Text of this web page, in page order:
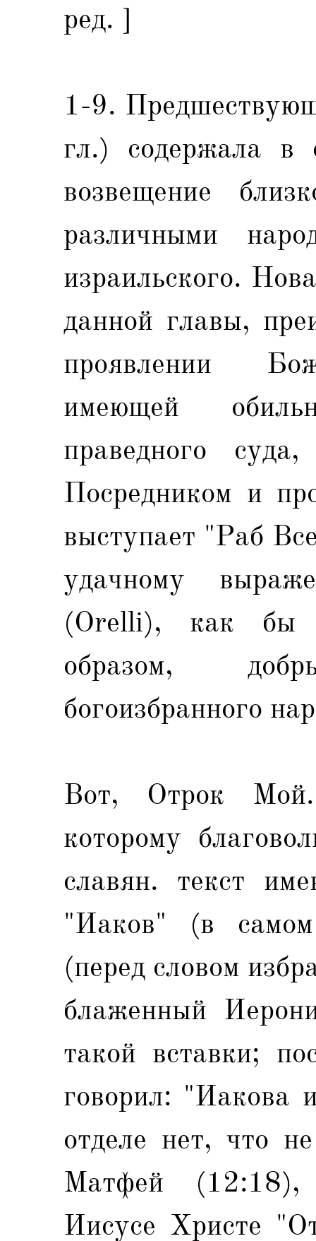
ред. ]
1-9.
гл.) содержала в
возвещение
различными
израильского.
данной главы,
проявлении
имеющей
праведного
Посредником и
выступает "Раб
удачному
(Orelli), как бы
образом,
богоизбранного
Вот, Отрок
которому
славян. текст
"Иаков" (в
(перед словом
блаженный
такой вставки;
говорил: "Иакова
отделе нет, что
Матфей (12:18),
Иисусе Христе